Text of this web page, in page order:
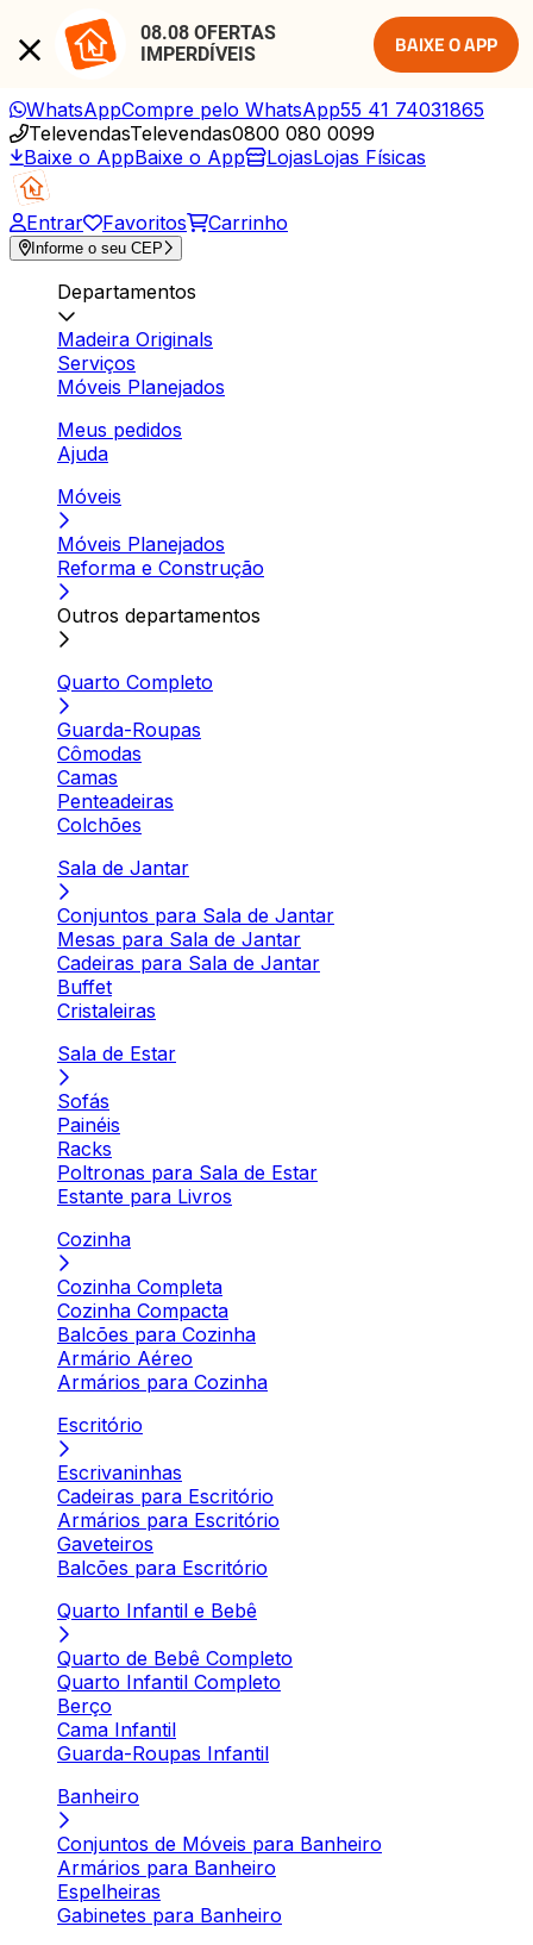
08.08 OFERTAS
IMPERDÍVEIS
BAIXE O APP
WhatsAppCompre pelo WhatsApp55 41 74031865
TelevendasTelevendas0800 080 0099
Baixe o AppBaixe o App LojasLojas Físicas
Entrar Favoritos Carrinho
Informe o seu CEP
Departamentos
Madeira Originals
Serviços
Móveis Planejados
Meus pedidos
Ajuda
Móveis
Móveis Planejados
Reforma e Construção
Outros departamentos
Quarto Completo
Guarda-Roupas
Cômodas
Camas
Penteadeiras
Colchões
Sala de Jantar
Conjuntos para Sala de Jantar
Mesas para Sala de Jantar
Cadeiras para Sala de Jantar
Buffet
Cristaleiras
Sala de Estar
Sofás
Painéis
Racks
Poltronas para Sala de Estar
Estante para Livros
Cozinha
Cozinha Completa
Cozinha Compacta
Balcões para Cozinha
Armário Aéreo
Armários para Cozinha
Escritório
Escrivaninhas
Cadeiras para Escritório
Armários para Escritório
Gaveteiros
Balcões para Escritório
Quarto Infantil e Bebê
Quarto de Bebê Completo
Quarto Infantil Completo
Berço
Cama Infantil
Guarda-Roupas Infantil
Banheiro
Conjuntos de Móveis para Banheiro
Armários para Banheiro
Espelheiras
Gabinetes para Banheiro